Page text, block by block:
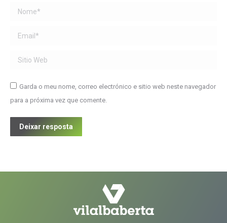
Name *
Email *
Sitio Web
Garda o meu nome, correo electrónico e sitio web neste navegador
para a próxima vez que comente.
Deixar resposta